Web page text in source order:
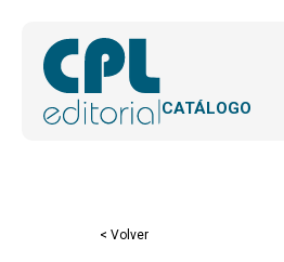
CATÁLOGO
< Volver